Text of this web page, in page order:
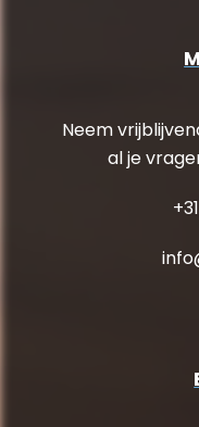
Neem
al je